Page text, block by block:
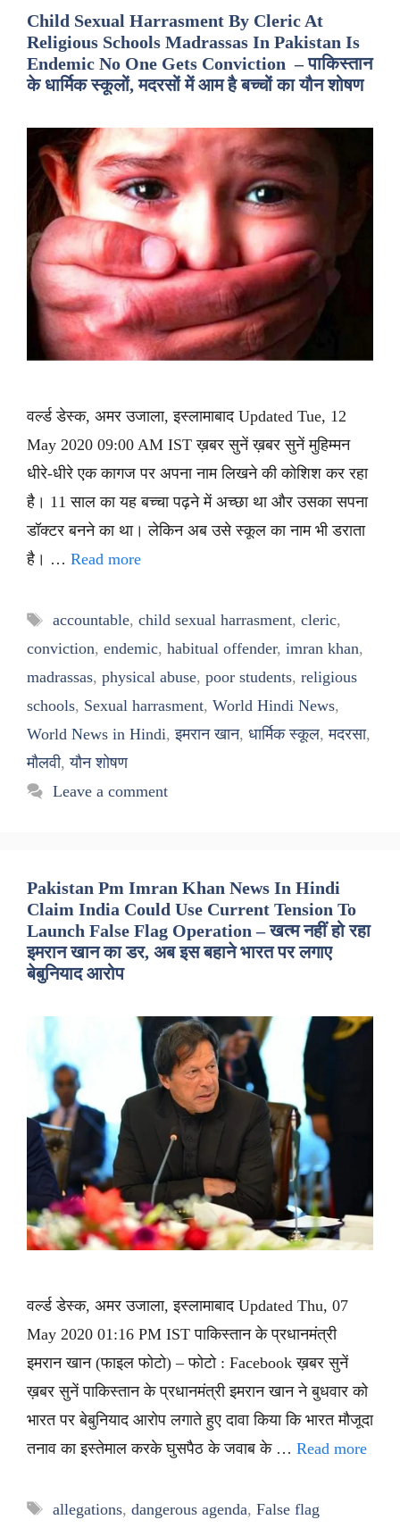
Child Sexual Harrasment By Cleric At
Religious Schools Madrassas In Pakistan Is
Endemic No One Gets Conviction – पाकिस्तान
के धार्मिक स्कूलों, मदरसों में आम है बच्चों का यौन शोषण
वर्ल्ड डेस्क, अमर उजाला, इस्लामाबाद Updated Tue, 12
May 2020 09:00 AM IST ख़बर सुनें ख़बर सुनें मुहिम्मन
धीरे-धीरे एक कागज पर अपना नाम लिखने की कोशिश कर रहा
है। 11 साल का यह बच्चा पढ़ने में अच्छा था और उसका सपना
डॉक्टर बनने का था। लेकिन अब उसे स्कूल का नाम भी डराता
है। … Read more
Tags
accountable, child sexual harrasment, cleric,
conviction, endemic, habitual offender, imran khan,
madrassas, physical abuse, poor students, religious
schools, Sexual harrasment, World Hindi News,
World News in Hindi,इमरान खान, धार्मिक स्कूल,मदरसा,
मौलवी,यौन शोषण
Leave a comment
Pakistan Pm Imran Khan News In Hindi
Claim India Could Use Current Tension To
Launch False Flag Operation – खत्म नहीं हो रहा
इमरान खान का डर, अब इस बहाने भारत पर लगाए
बेबुनियाद आरोप
वर्ल्ड डेस्क, अमर उजाला, इस्लामाबाद Updated Thu, 07
May 2020 01:16 PM IST पाकिस्तान के प्रधानमंत्री
इमरान खान (फाइल फोटो) – फोटो : Facebook ख़बर सुनें
ख़बर सुनें पाकिस्तान के प्रधानमंत्री इमरान खान ने बुधवार को
भारत पर बेबुनियाद आरोप लगाते हुए दावा किया कि भारत मौजूदा
तनाव का इस्तेमाल करके घुसपैठ के जवाब के … Read more
Tags
allegations, dangerous agenda, False flag